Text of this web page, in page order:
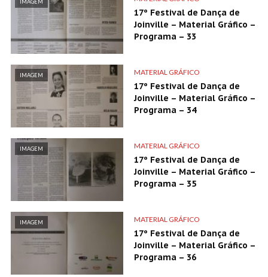
IMAGEM
17º Festival de Dança de
Joinville – Material Gráfico –
Programa – 33
IMAGEM MATERIAL GRÁFICO
17º Festival de Dança de
Joinville – Material Gráfico –
Programa – 34
IMAGEM MATERIAL GRÁFICO
17º Festival de Dança de
Joinville – Material Gráfico –
Programa – 35
IMAGEM MATERIAL GRÁFICO
17º Festival de Dança de
Joinville – Material Gráfico –
Programa – 36